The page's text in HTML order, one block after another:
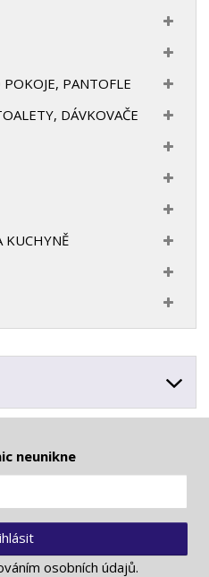
PANTOFLE
DÁVKOVAČE
KUCHYNĚ
neunikne
osobních údajů.